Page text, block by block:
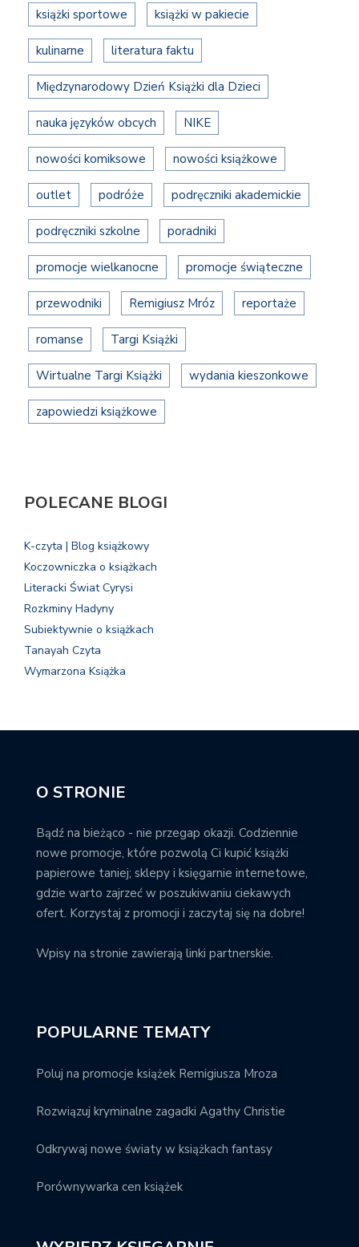
książki sportowe książki w pakiecie
kulinarne literatura faktu
Międzynarodowy Dzień Książki dla Dzieci
nauka języków obcych NIKE
nowości komiksowe nowości książkowe
outlet podróże podręczniki akademickie
podręczniki szkolne poradniki
promocje wielkanocne promocje świąteczne
przewodniki Remigiusz Mróz reportaże
romanse Targi Książki
Wirtualne Targi Książki wydania kieszonkowe
zapowiedzi książkowe
POLECANE BLOGI
K-czyta | Blog książkowy
Koczowniczka o książkach
Literacki Świat Cyrysi
Rozkminy Hadyny
Subiektywnie o książkach
Tanayah Czyta
Wymarzona Książka
O STRONIE
Bądź na bieżąco - nie przegap okazji. Codziennie
nowe promocje, które pozwolą Ci kupić książki
papierowe taniej; sklepy i księgarnie internetowe,
gdzie warto zajrzeć w poszukiwaniu ciekawych
ofert. Korzystaj z promocji i zaczytaj się na dobre!
Wpisy na stronie zawierają linki partnerskie.
POPULARNE TEMATY
Poluj na promocje książek Remigiusza Mroza
Rozwiązuj kryminalne zagadki Agathy Christie
Odkrywaj nowe światy w książkach fantasy
Porównywarka cen książek